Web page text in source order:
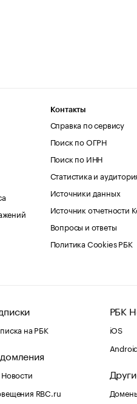
Контакты
Справка по сервису
Поиск по ОГРН
Поиск по ИНН
Статистика и
Источники данных
Источник отчетности
Вопросы и ответы
Политика Cookies РБК
на РБК
Новости
RBC.ru
РБК
iOS